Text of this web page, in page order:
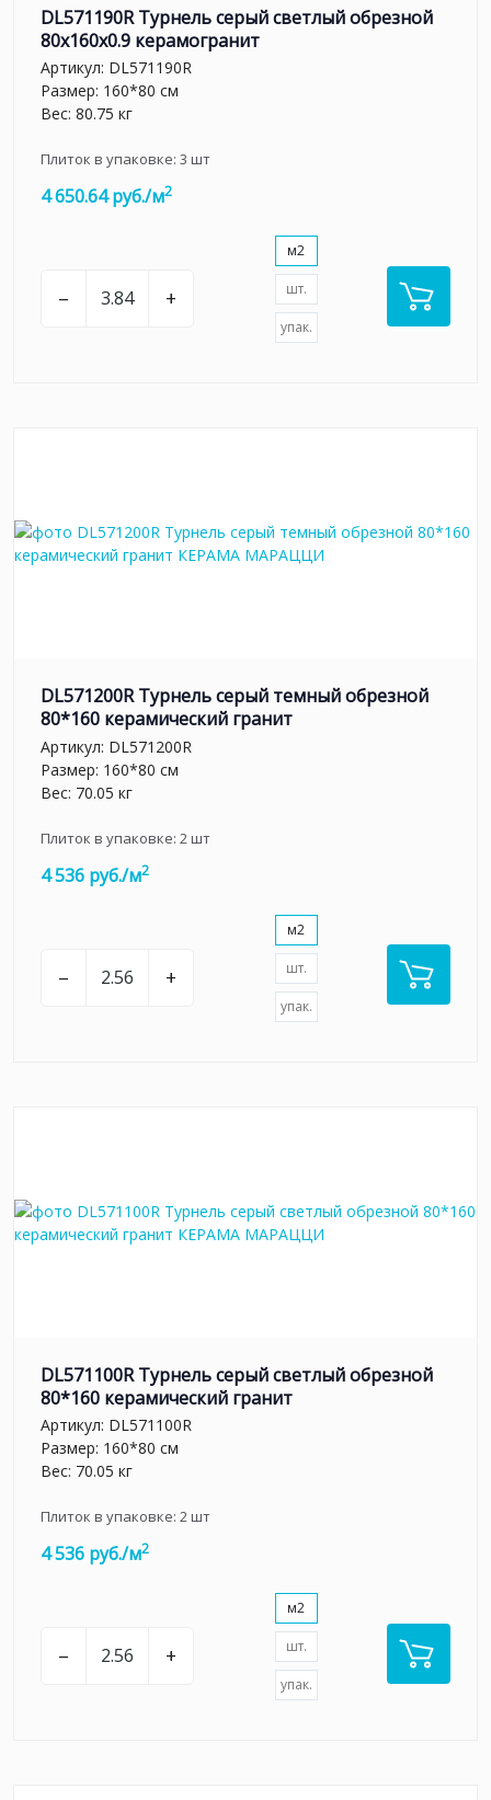
DL571190R Турнель серый светлый обрезной
80x160x0.9 керамогранит
Артикул: DL571190R
Размер: 160*80 см
Вес: 80.75 кг
Плиток в упаковке: 3 шт
4 650.64 руб./м2
– +
м2
шт.
упак.
DL571200R Турнель серый темный обрезной
80*160 керамический гранит
Артикул: DL571200R
Размер: 160*80 см
Вес: 70.05 кг
Плиток в упаковке: 2шт
4 536 руб./м2
– +
м2
шт.
упак.
DL571100R Турнель серый светлый обрезной
80*160 керамический гранит
Артикул: DL571100R
Размер: 160*80 см
Вес: 70.05 кг
Плиток в упаковке: 2шт
4 536 руб./м2
– +
м2
шт.
упак.